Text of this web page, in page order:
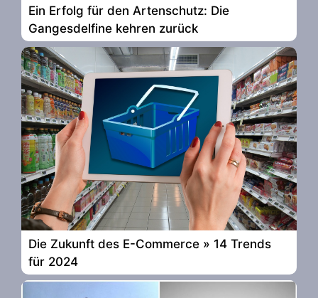
Ein Erfolg für den Artenschutz: Die
Gangesdelfine kehren zurück
Die Zukunft des E-Commerce » 14 Trends
für 2024